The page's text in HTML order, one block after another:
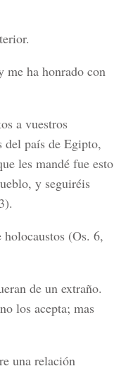
me ha honrado con
a vuestros
del país de Egipto,
les mandé fue esto
y seguiréis
(Os. 6,
de un extraño.
los acepta; mas
una relación